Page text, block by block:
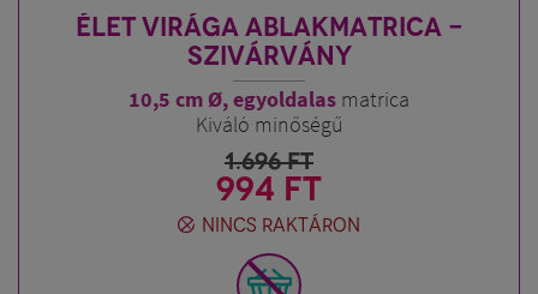
ÉLET VIRÁGA ABLAKMATRICA -
SZIVÁRVÁNY
10,5 cm Ø, egyoldalas matrica
Kiváló minőségű
1.696FT
994 FT
NINCS RAKTÁRON